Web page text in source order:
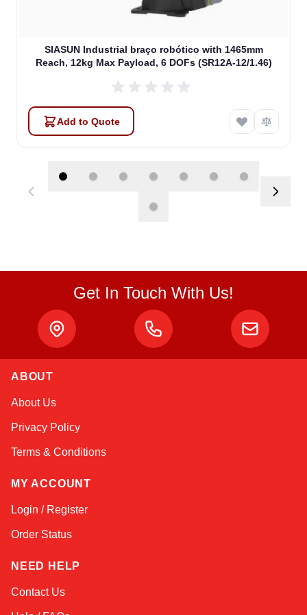
SIASUN Industrial braço robótico with 1465mm
Reach, 12kg Max Payload, 6 DOFs (SR12A-12/1.46)
Add to Quote
Get In Touch With Us!
ABOUT
About Us
Privacy Policy
Terms & Conditions
MY ACCOUNT
Login / Register
Order Status
NEED HELP
Contact Us